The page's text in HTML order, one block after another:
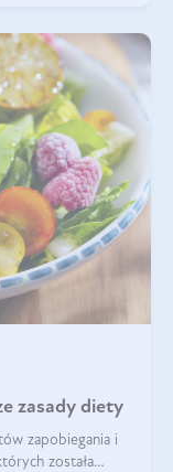
zasady diety
zapobiegania i
została